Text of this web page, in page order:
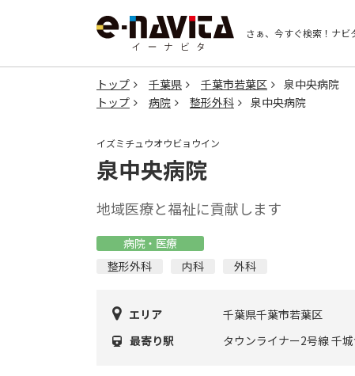
さぁ、今すぐ検索！ ナビ
トップ 千葉県 千葉市若葉区
泉中央病院
トップ
病院 整形外科 泉中央病院
イズミチュウオウビョウイン
泉中央病院
地域医療と福祉に貢献します
病院・医療
整形外科
内科 外科
エリア
千葉県千葉市若葉区
最寄り駅
タウンライナー2号線 千